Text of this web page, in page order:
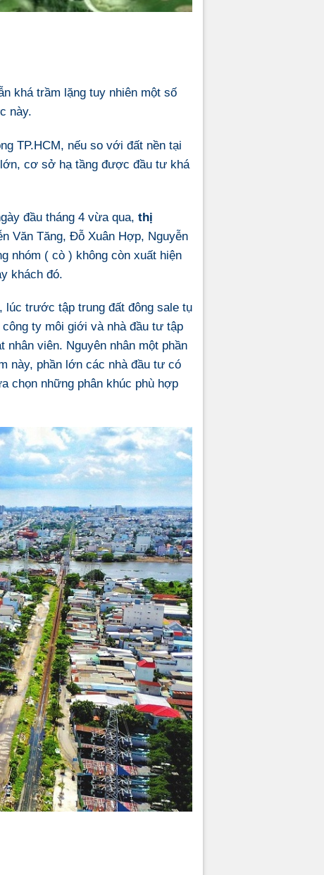
khá trầm lặng tuy nhiên một số
này.
TP.HCM, nếu so với đất nền tại
cơ sở hạ tầng được đầu tư khá
đầu tháng 4 vừa qua, thị
Văn Tăng, Đỗ Xuân Hợp, Nguyễn
nhóm ( cò ) không còn xuất hiện
khách đó.
lúc trước tập trung đất đông sale tụ
ty môi giới và nhà đầu tư tập
viên. Nguyên nhân một phần
này, phần lớn các nhà đầu tư có
chọn những phân khúc phù hợp